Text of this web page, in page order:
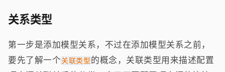
关系类型
第一步是添加模型关系，不过在添加模型关系之前，
要先了解一个关联类型的概念，关联类型用来描述配置